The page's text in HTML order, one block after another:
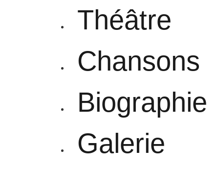
Théâtre
Chansons
Biographie
Galerie